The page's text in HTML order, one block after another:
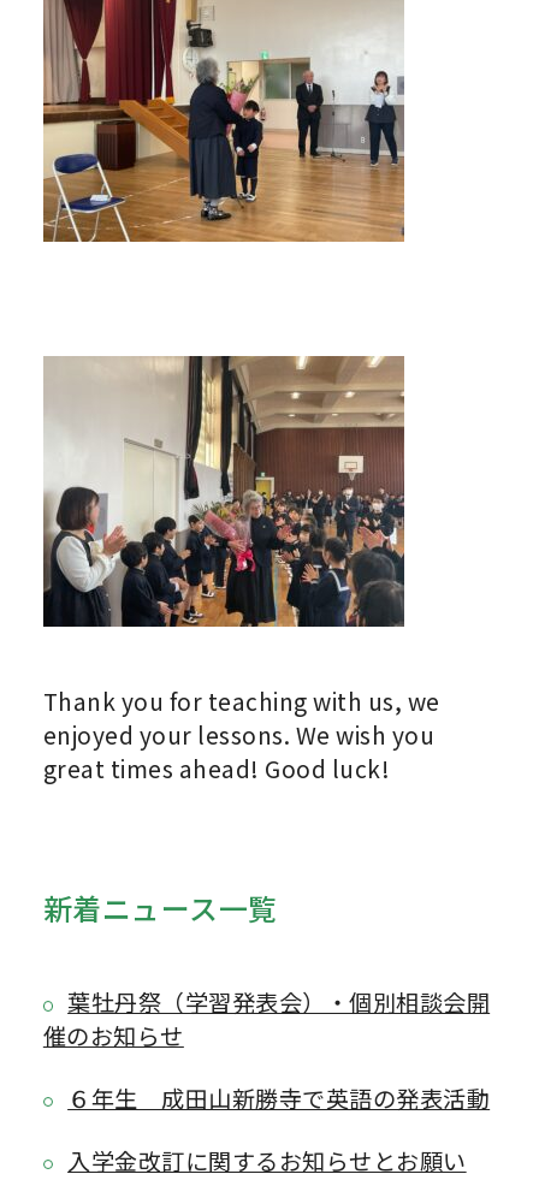
Thank you for teaching with us, we
enjoyed your lessons. We wish you
great times ahead! Good luck!
新着ニュース一覧
葉牡丹祭（学習発表会）・個別相談会開
催のお知らせ
６年生 成田山新勝寺で英語の発表活動
入学金改訂に関するお知らせとお願い